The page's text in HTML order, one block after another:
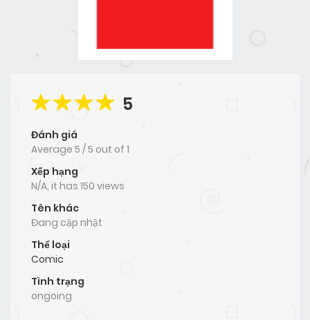
5
Đánh giá
Average 5 /5 out of 1
Xếp hạng
N/A, it has 150 views
Tên khác
Đang cập nhật
Thể loại
Comic
Tình trạng
ongoing